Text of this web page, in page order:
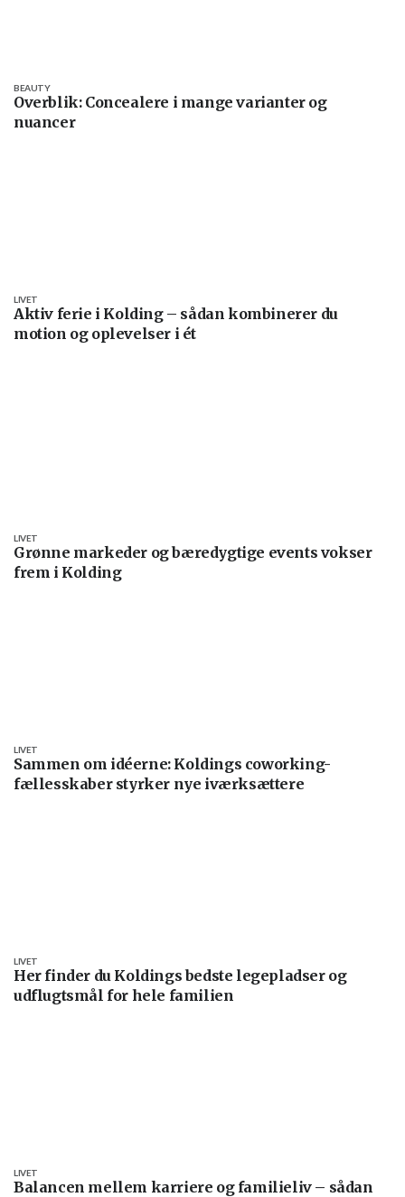
Overblik: Concealere i mange varianter og
nuancer
BEAUTY
Aktiv ferie i Kolding – sådan kombinerer du
motion og oplevelser i ét
LIVET
Grønne markeder og bæredygtige events vokser
frem i Kolding
LIVET
Sammen om idéerne: Koldings coworking-
fællesskaber styrker nye iværksættere
LIVET
Her finder du Koldings bedste legepladser og
udflugtsmål for hele familien
LIVET
Balancen mellem karriere og familieliv – sådan
LIVET